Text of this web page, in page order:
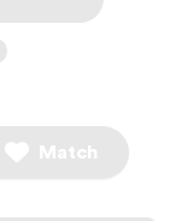
Match